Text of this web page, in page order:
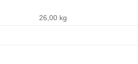
26,00 kg